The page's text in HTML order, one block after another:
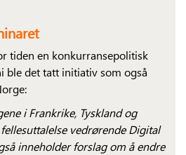
tiden en konkurransepolitisk
ble det tatt initiativ som også
i Frankrike, Tyskland og
vedrørende Digital
inneholder forslag om å endre